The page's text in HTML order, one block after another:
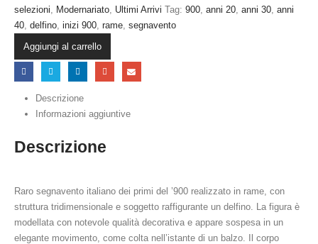
selezioni, Modernariato, Ultimi Arrivi Tag: 900, anni 20, anni 30, anni
40, delfino, inizi 900, rame, segnavento
Aggiungi al carrello
Descrizione
Informazioni aggiuntive
Descrizione
Raro segnavento italiano dei primi del ’900 realizzato in rame, con
struttura tridimensionale e soggetto raffigurante un delfino. La figura è
modellata con notevole qualità decorativa e appare sospesa in un
elegante movimento, come colta nell’istante di un balzo. Il corpo